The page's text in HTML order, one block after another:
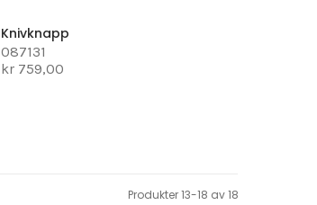
Knivknapp
087131
kr 759,00
Produkter13-18 av18